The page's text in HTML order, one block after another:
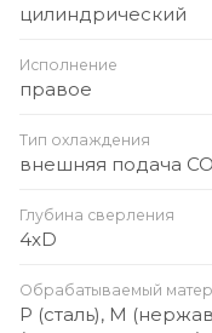
цилиндрический
Исполнение
правое
Тип охлаждения
внешняя подача
Глубина сверления
4xD
Обрабатываемый
P (сталь), M